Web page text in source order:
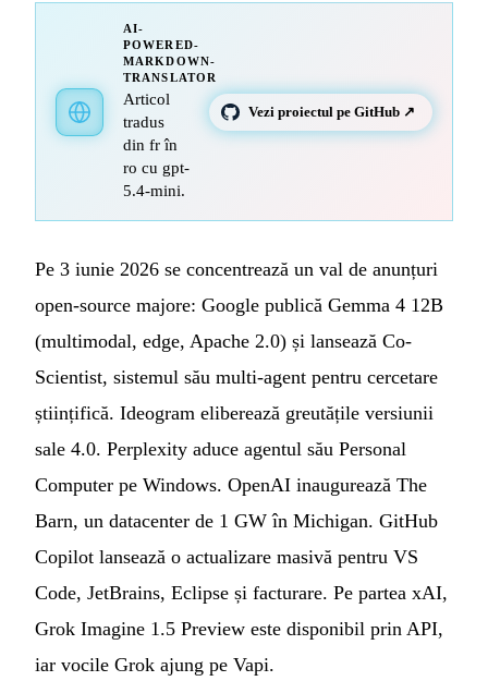
AI-
POWERED-
MARKDOWN-
TRANSLATOR
Articol
tradus
din fr în
ro cu gpt-
5.4-mini.
Vezi proiectul pe GitHub ↗
Pe 3 iunie 2026 se concentrează un val de anunțuri
open-source majore: Google publică Gemma 4 12B
(multimodal, edge, Apache 2.0) și lansează Co-
Scientist, sistemul său multi-agent pentru cercetare
științifică. Ideogram eliberează greutățile versiunii
sale 4.0. Perplexity aduce agentul său Personal
Computer pe Windows. OpenAI inaugurează The
Barn, un datacenter de 1 GW în Michigan. GitHub
Copilot lansează o actualizare masivă pentru VS
Code, JetBrains, Eclipse și facturare. Pe partea xAI,
Grok Imagine 1.5 Preview este disponibil prin API,
iar vocile Grok ajung pe Vapi.